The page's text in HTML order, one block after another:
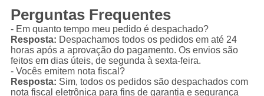
Perguntas Frequentes
- Em quanto tempo meu pedido é despachado?
Resposta: Despachamos todos os pedidos em até 24
horas após a aprovação do pagamento. Os envios são
feitos em dias úteis, de segunda à sexta-feira.
- Vocês emitem nota fiscal?
Resposta: Sim, todos os pedidos são despachados com
nota fiscal eletrônica para fins de garantia e segurança